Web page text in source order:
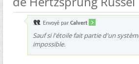
Envoyé par Calvert
Sauf si l'étoile fait partie d'un
impossible.